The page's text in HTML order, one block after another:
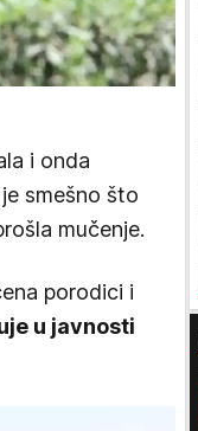
i onda
smešno što
mučenje.
porodici i
u javnosti